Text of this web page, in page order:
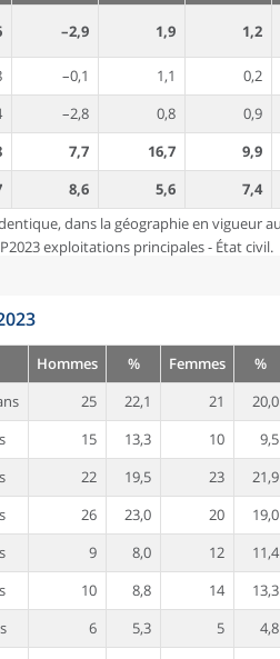
–2,9 1,9 1,2
–0,1 1,1 0,2
–2,8 0,8 0,9
7,7 16,7 9,9
8,6 5,6 7,4
dans la géographie en vigueur
exploitations principales - État civil.
Hommes % Femmes
%
25 22,1 21
20,0
15 13,3 10
9,5
22 19,5 23
21,9
26 23,0 20
19,0
9 8,0 12
11,4
10 8,8 14
13,3
6 5,3 5
4,8